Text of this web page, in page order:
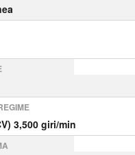
3,500 giri/min